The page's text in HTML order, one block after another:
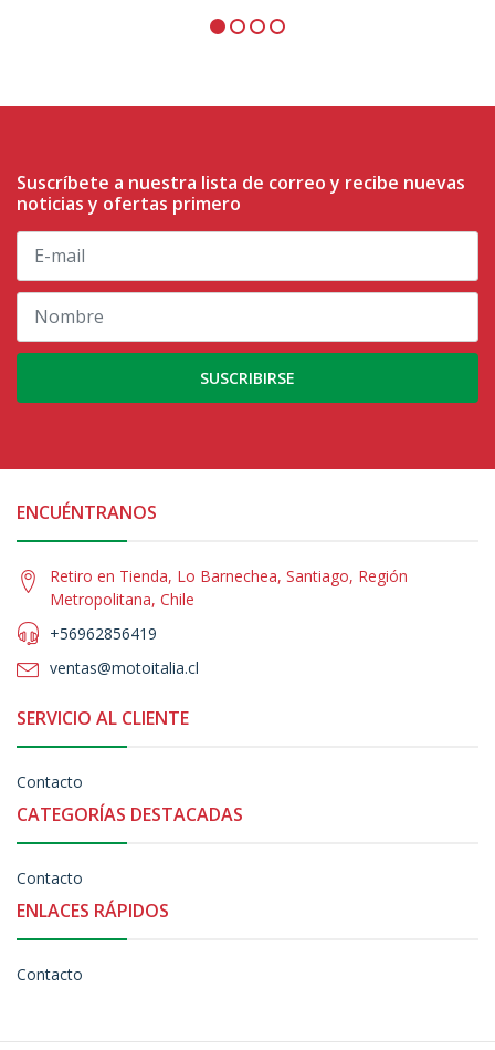
Suscríbete a nuestra lista de correo y recibe nuevas
noticias y ofertas primero
SUSCRIBIRSE
ENCUÉNTRANOS
Retiro en Tienda, Lo Barnechea, Santiago, Región
Metropolitana, Chile
+56962856419
ventas@motoitalia.cl
SERVICIO AL CLIENTE
Contacto
CATEGORÍAS DESTACADAS
Contacto
ENLACES RÁPIDOS
Contacto